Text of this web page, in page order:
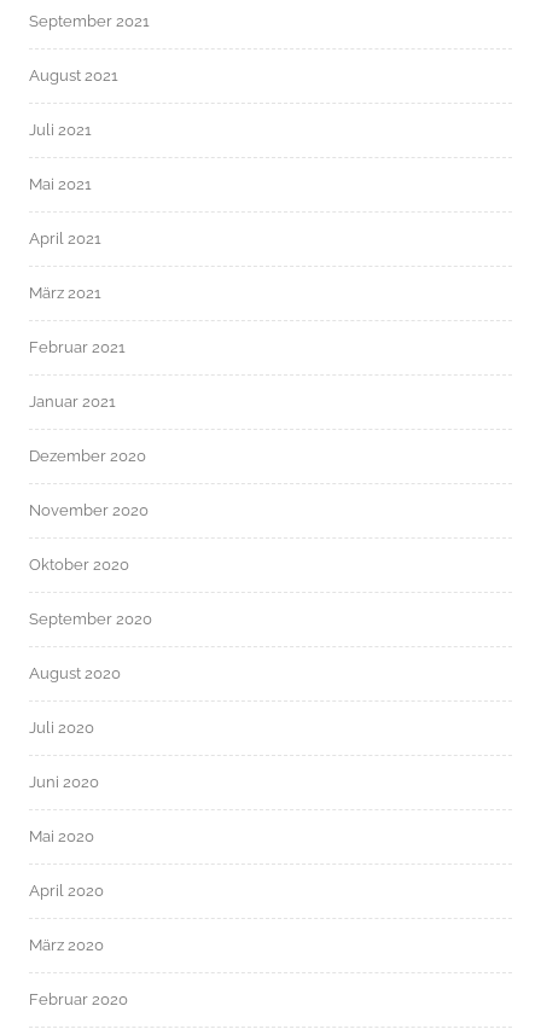
September 2021
August 2021
Juli 2021
Mai 2021
April 2021
März 2021
Februar 2021
Januar 2021
Dezember 2020
November 2020
Oktober 2020
September 2020
August 2020
Juli 2020
Juni 2020
Mai 2020
April 2020
März 2020
Februar 2020